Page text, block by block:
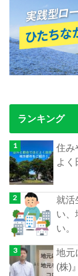
ランキング
住み
よく
就活
い、
い。
地元
(株)』